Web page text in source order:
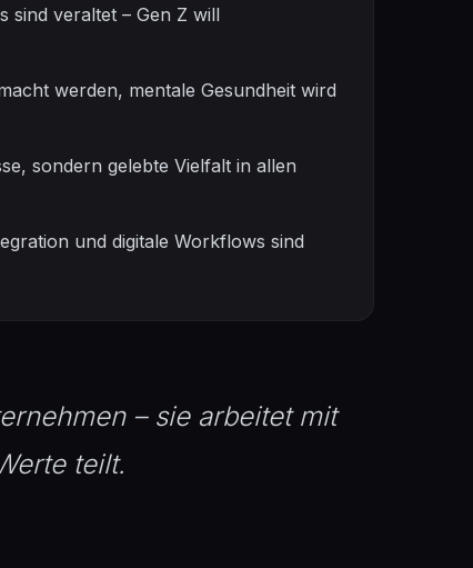
sind veraltet – Gen Z will
werden, mentale Gesundheit wird
sondern gelebte Vielfalt in allen
und digitale Workflows sind
– sie arbeitet mit
teilt.